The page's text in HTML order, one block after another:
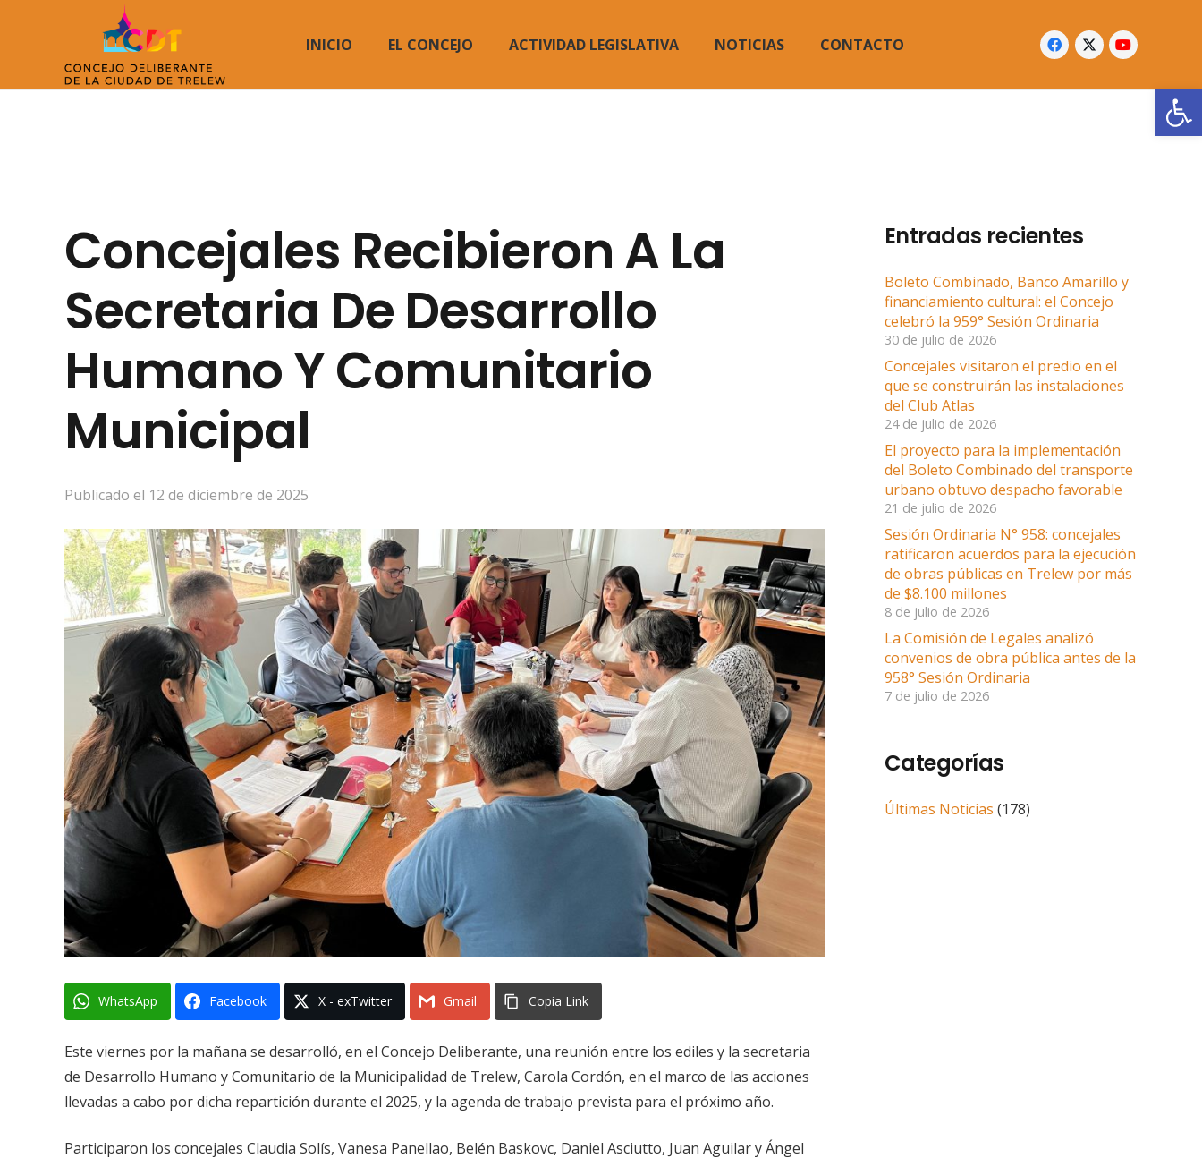
INICIO EL CONCEJO ACTIVIDAD LEGISLATIVA NOTICIAS CONTACTO
Concejales Recibieron A La
Secretaria De Desarrollo
Humano Y Comunitario
Municipal
Publicado el 12 de diciembre de 2025
WhatsApp Facebook X - exTwitter Gmail Copia Link
Este viernes por la mañana se desarrolló, en el Concejo Deliberante, una reunión entre los ediles y la secretaria
de Desarrollo Humano y Comunitario de la Municipalidad de Trelew, Carola Cordón, en el marco de las acciones
llevadas a cabo por dicha repartición durante el 2025, y la agenda de trabajo prevista para el próximo año.
Participaron los concejales Claudia Solís, Vanesa Panellao, Belén Baskovc, Daniel Asciutto, Juan Aguilar y Ángel
Entradas recientes
Boleto Combinado, Banco Amarillo y
financiamiento cultural: el Concejo
celebró la 959° Sesión Ordinaria
30 de julio de 2026
Concejales visitaron el predio en el
que se construirán las instalaciones
del Club Atlas
24 de julio de 2026
El proyecto para la implementación
del Boleto Combinado del transporte
urbano obtuvo despacho favorable
21 de julio de 2026
Sesión Ordinaria N° 958: concejales
ratificaron acuerdos para la ejecución
de obras públicas en Trelew por más
de $8.100 millones
8 de julio de 2026
La Comisión de Legales analizó
convenios de obra pública antes de la
958° Sesión Ordinaria
7 de julio de 2026
Categorías
Últimas Noticias (178)